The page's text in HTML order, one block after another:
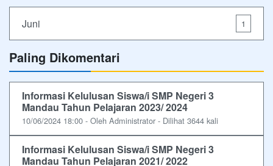
Juni 1
Paling Dikomentari
Informasi Kelulusan Siswa/i SMP Negeri 3
Mandau Tahun Pelajaran 2023/ 2024
10/06/2024 18:00 - Oleh Administrator - Dilihat 3644 kali
Informasi Kelulusan Siswa/i SMP Negeri 3
Mandau Tahun Pelajaran 2021/ 2022